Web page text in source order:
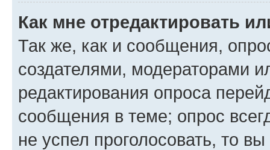
Как мне отредактировать
Так же, как и сообщения,
создателями, модераторами
редактирования опроса
сообщения в теме; опрос
не успел проголосовать, то